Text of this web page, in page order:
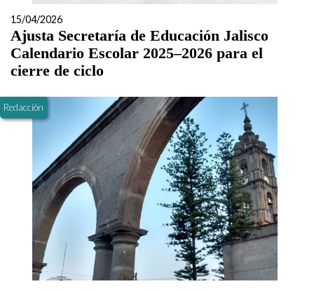
15/04/2026
Ajusta Secretaría de Educación Jalisco
Calendario Escolar 2025–2026 para el
cierre de ciclo
Redacción